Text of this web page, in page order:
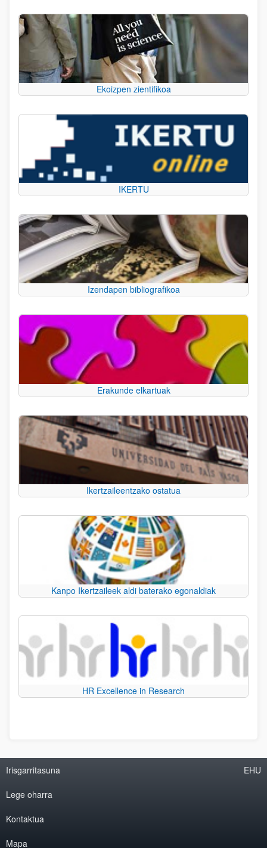
Ekoizpen zientifikoa
IKERTU
Izendapen bibliografikoa
Erakunde elkartuak
Ikertzaileentzako ostatua
Kanpo Ikertzaileek aldi baterako egonaldiak
HR Excellence in Research
Irisgarritasuna
Lege oharra
Kontaktua
Mapa
EHU